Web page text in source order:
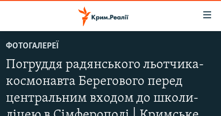
до
основного
матеріалу
до
основної
ВОДА.КРИМ
ВІДЕО ТА ФОТО
ПОЛІТИКА
ФОТОГАЛЕРЕЇ
Погруддя радянського льотчика-
космонавта Берегового перед
центральним входом до школи-